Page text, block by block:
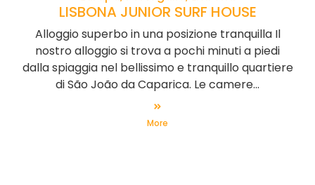
LISBONA JUNIOR SURF HOUSE
Alloggio superbo in una posizione tranquilla Il
nostro alloggio si trova a pochi minuti a piedi
dalla spiaggia nel bellissimo e tranquillo quartiere
di São João da Caparica. Le camere...
More